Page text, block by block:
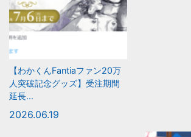
【わかくんFantiaファン20万
人突破記念グッズ】受注期間
延長...
2026.06.19